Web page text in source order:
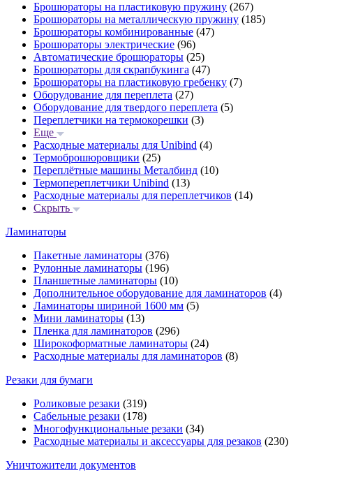
Брошюраторы на пластиковую пружину (267)
Брошюраторы на металлическую пружину (185)
Брошюраторы комбинированные (47)
Брошюраторы электрические (96)
Автоматические брошюраторы (25)
Брошюраторы для скрапбукинга (47)
Брошюраторы на пластиковую гребенку (7)
Оборудование для переплета (27)
Оборудование для твердого переплета (5)
Переплетчики на термокорешки (3)
Еще
Расходные материалы для Unibind (4)
Термоброшюровщики (25)
Переплётные машины Металбинд (10)
Термопереплетчики Unibind (13)
Расходные материалы для переплетчиков (14)
Скрыть
Ламинаторы
Пакетные ламинаторы (376)
Рулонные ламинаторы (196)
Планшетные ламинаторы (10)
Дополнительное оборудование для ламинаторов (4)
Ламинаторы шириной 1600 мм (5)
Мини ламинаторы (13)
Пленка для ламинаторов (296)
Широкоформатные ламинаторы (24)
Расходные материалы для ламинаторов (8)
Резаки для бумаги
Роликовые резаки (319)
Сабельные резаки (178)
Многофункциональные резаки (34)
Расходные материалы и аксессуары для резаков (230)
Уничтожители документов